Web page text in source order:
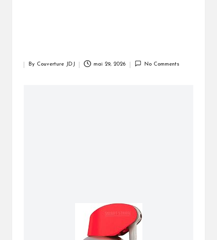
By Couverture JDJ mai 29, 2026 No Comments